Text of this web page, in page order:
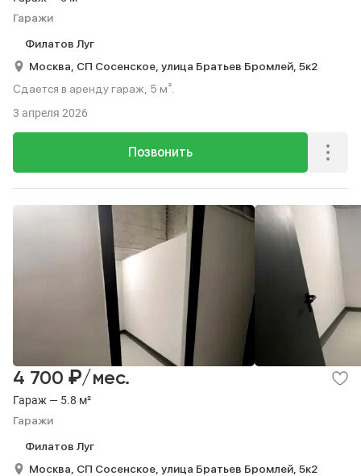
Гаражи
Филатов Луг
Москва, СП Сосенское, улица Братьев Бромлей, 5к2
Сдается в аренду гараж, 5 м².
Позвонить
3 апреля 2026
Гараж — 5.8 м²
Гаражи
4 700 ₽/мес.
Филатов Луг
Москва, СП Сосенское, улица Братьев Бромлей, 5к2